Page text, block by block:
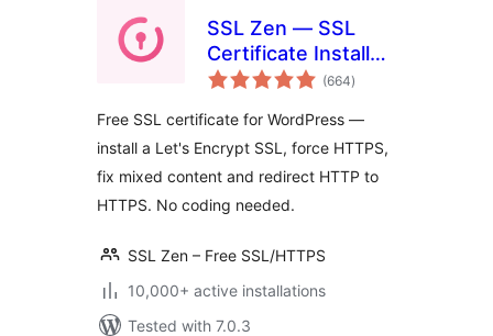
SSL Zen — SSL
Certificate Installer
& HTTPS Redirects
(664total
ratings
)
Free SSL certificate for WordPress —
install a Let's Encrypt SSL, force HTTPS,
fix mixed content and redirect HTTP to
HTTPS. No coding needed.
SSL Zen – Free SSL/HTTPS
10,000+ active installations
Tested with 7.0.3